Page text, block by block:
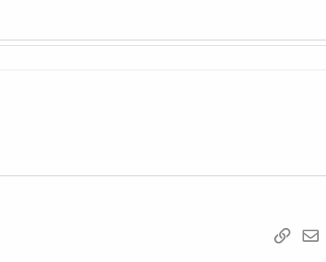
WhatsAppדואר אלקטרוני